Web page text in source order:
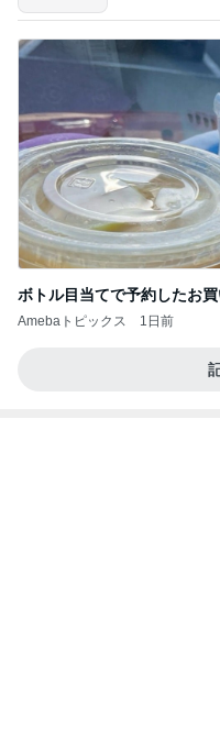
ボトル目当てで予約したお
Amebaトピックス 1日前